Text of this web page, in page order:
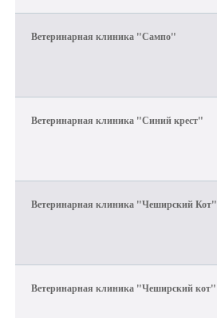
Ветеринарная клиника "Сампо"
Ветеринарная клиника "Синий крест"
Ветеринарная клиника "Чеширский Кот"
Ветеринарная клиника "Чеширский кот"